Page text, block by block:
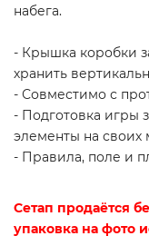
набега.
- Крышка коробки
хранить
- Совместимо с
- Подготовка игры
элементы на своих
- Правила, поле и
Сетап продаётся
упаковка на фото